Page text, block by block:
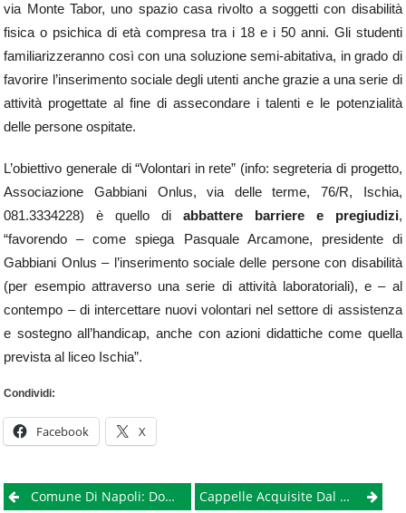
via Monte Tabor, uno spazio casa rivolto a soggetti con disabilità
fisica o psichica di età compresa tra i 18 e i 50 anni. Gli studenti
familiarizzeranno così con una soluzione semi-abitativa, in grado di
favorire l’inserimento sociale degli utenti anche grazie a una serie di
attività progettate al fine di assecondare i talenti e le potenzialità
delle persone ospitate.
L’obiettivo generale di “Volontari in rete” (info: segreteria di progetto,
Associazione Gabbiani Onlus, via delle terme, 76/R, Ischia,
081.3334228) è quello di abbattere barriere e pregiudizi,
“favorendo – come spiega Pasquale Arcamone, presidente di
Gabbiani Onlus – l’inserimento sociale delle persone con disabilità
(per esempio attraverso una serie di attività laboratoriali), e – al
contempo – di intercettare nuovi volontari nel settore di assistenza
e sostegno all’handicap, anche con azioni didattiche come quella
prevista al liceo Ischia”.
Condividi:
Facebook X
PostComune Di Napoli: Domani Presentazione “Consulta Degli Immigrati” Con De Magistris E Gaeta Cappelle Acquisite Dal Comune, Il Comitato Degli Ex Proprietari: “Grazie Ai Consiglieri Che Ci Riconoscono Parte Lesa”